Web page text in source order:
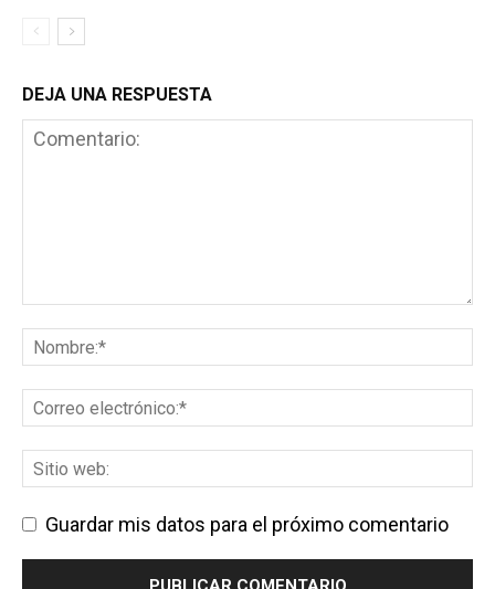
DEJA UNA RESPUESTA
Guardar mis datos para el próximo comentario